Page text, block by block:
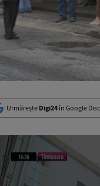
Urmărește Digi24în Google